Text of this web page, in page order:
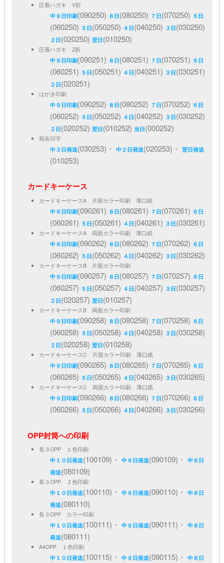
圧着ハガキ V折
中９日印刷(090250) ８日(080250) ７日(070250) ６日
(060250) ５日(050250) ４日(040250) ３日(030250)
２日(020250)翌日(010250)
圧着ハガキ Z折
中９日印刷(090251) ８日(080251) ７日(070251) ６日
(060251) ５日(050251) ４日(040251) ３日(030251)
２日(020251)
はがき印刷
中９日印刷(090252) ８日(080252) ７日(070252) ６日
(060252) ５日(050252) ４日(040252) ３日(030252)
２日(020252)翌日(010252) 当日(000252)
宛名印字
中３日発送(030253)・中２日発送(020253)・翌日発送
(010253)
カードキーケース
カードキーケースA 片面カラー印刷 薄口紙
中９日印刷(090261) ８日(080261) ７日(070261) ６日
(060261) ５日(050261) ４日(040261) ３日(030261)
カードキーケースA 両面カラー印刷 薄口紙
中９日印刷(090262) ８日(080262) ７日(070262) ６日
(060262) ５日(050262) ４日(040262) ３日(030262)
カードキーケースB 片面カラー印刷
中９日印刷(090257) ８日(080257) ７日(070257) ６日
(060257) ５日(050257) ４日(040257) ３日(030257)
２日(020257)翌日(010257)
カードキーケースB 両面カラー印刷
中９日印刷(090258) ８日(080258) ７日(070258) ６日
(060258) ５日(050258) ４日(040258) ３日(030258)
２日(020258)翌日(010258)
カードキーケースC 片面カラー印刷 薄口紙
中９日印刷(090265) ８日(080265) ７日(070265) ６日
(060265) ５日(050265) ４日(040265) ３日(030265)
カードキーケースC 両面カラー印刷 薄口紙
中９日印刷(090266) ８日(080266) ７日(070266) ６日
(060266) ５日(050266) ４日(040266) ３日(030266)
OPP封筒への印刷
長３OPP １色印刷
中１０日発送(100109)・中９日発送(090109)・中８日
発送(080109)
長３OPP ２色印刷
中１０日発送(100110)・中９日発送(090110)・中８日
発送(080110)
長３OPP カラー印刷
中１０日発送(100111)・中９日発送(090111)・中８日
発送(080111)
A4OPP １色印刷
中１０日発送(100115)・中９日発送(090115)・中８日